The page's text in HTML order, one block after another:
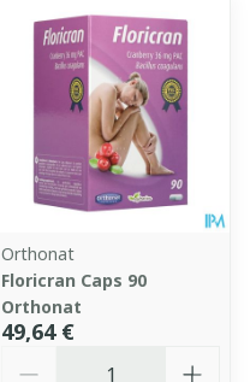
Orthonat
Floricran Caps 90
Orthonat
49,64 €